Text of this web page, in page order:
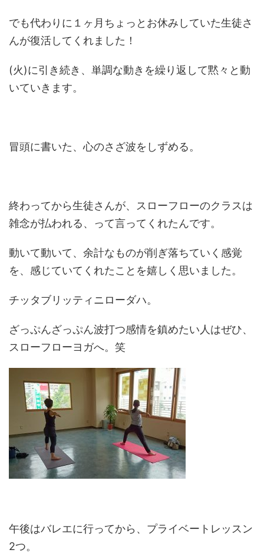
でも代わりに１ヶ月ちょっとお休みしていた生徒さ
んが復活してくれました！
(火)に引き続き、単調な動きを繰り返して黙々と動
いていきます。
冒頭に書いた、心のさざ波をしずめる。
終わってから生徒さんが、スローフローのクラスは
雑念が払われる、って言ってくれたんです。
動いて動いて、余計なものが削ぎ落ちていく感覚
を、感じていてくれたことを嬉しく思いました。
チッタブリッティニローダハ。
ざっぷんざっぷん波打つ感情を鎮めたい人はぜひ、
スローフローヨガへ。笑
午後はバレエに行ってから、プライベートレッスン
2つ。